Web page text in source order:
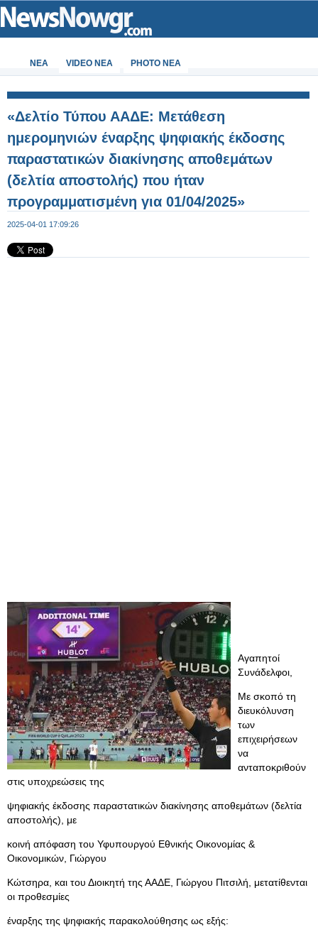
ΝΕΑ VIDEO NEA PHOTO NEA
«Δελτίο Τύπου ΑΑΔΕ: Μετάθεση
ημερομηνιών έναρξης ψηφιακής έκδοσης
παραστατικών διακίνησης αποθεμάτων
(δελτία αποστολής) που ήταν
προγραμματισμένη για 01/04/2025»
2025-04-01 17:09:26
Αγαπητοί
Συνάδελφοι,
Με σκοπό τη
διευκόλυνση
των
επιχειρήσεων
να
ανταποκριθούν
στις υποχρεώσεις της
ψηφιακής έκδοσης παραστατικών διακίνησης αποθεμάτων (δελτία
αποστολής), με
κοινή απόφαση του Υφυπουργού Εθνικής Οικονομίας &
Οικονομικών, Γιώργου
Κώτσηρα, και του Διοικητή της ΑΑΔΕ, Γιώργου Πιτσιλή, μετατίθενται
οι προθεσμίες
έναρξης της ψηφιακής παρακολούθησης ως εξής: